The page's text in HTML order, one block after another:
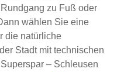
zu Fuß oder
wählen Sie eine
die natürliche
Stadt mit technischen
– Schleusen